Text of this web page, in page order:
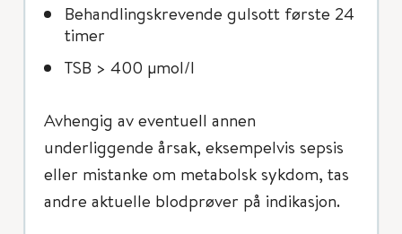
Behandlingskrevende gulsott første 24
timer
TSB > 400 μmol/l
Avhengig av eventuell annen
underliggende årsak, eksempelvis sepsis
eller mistanke om metabolsk sykdom, tas
andre aktuelle blodprøver på indikasjon.